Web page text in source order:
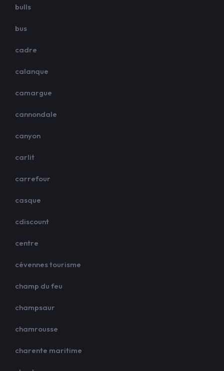
bulls
bus
cadre
calanque
camargue
cannondale
canyon
carlit
carrefour
casque
cdiscount
centre
cévennes tourisme
champ du feu
champsaur
chamrousse
charente maritime